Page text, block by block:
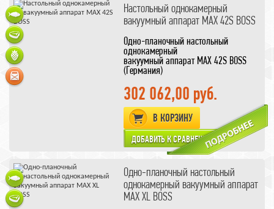
Настольный однокамерный
вакуумный аппарат MAX 42S BOSS
Одно-планочный настольный
однокамерный
вакуумный аппарат MAX 42S BOSS
(Германия)
С микропроцессорной системой
управления Z 3000
Опционально устанавливается
система аэрации продукта
302 062,00 руб.
В КОРЗИНУ
Одно-планочный настольный
однокамерный вакуумный аппарат
MAX XL BOSS